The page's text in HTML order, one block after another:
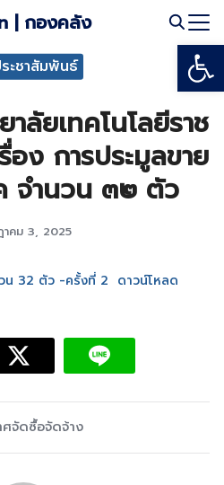
| กองคลัง
ะชาสัมพันธ์
ลัยเทคโนโลยีราช
ง การประมูลขาย
จำนวน ๓๒ ตัว
าคม 3, 2025
น 32 ตัว -ครั้งที่ 2 ดาวน์โหลด
ศจัดซื้อจัดจ้าง